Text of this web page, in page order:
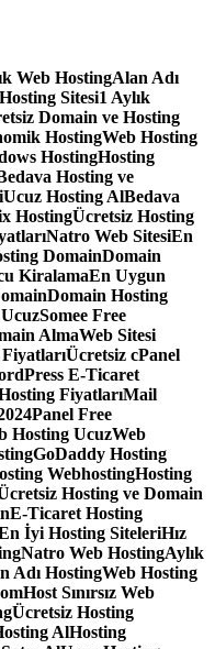
Web HostingAlan Adı
Sitesi1 Aylık
Domain ve Hosting
HostingWeb Hosting
HostingHosting
Hosting ve
Ucuz Hosting AlBedava
HostingÜcretsiz Hosting
Natro Web SitesiEn
DomainDomain
KiralamaEn Uygun
Domain Hosting
Somee Free
AlmaWeb Sitesi
Ücretsiz cPanel
E-Ticaret
FiyatlarıMail
Panel Free
Hosting UcuzWeb
GoDaddy Hosting
WebhostingHosting
Hosting ve Domain
E-Ticaret Hosting
İyi Hosting SiteleriHız
Natro Web HostingAylık
Adı HostingWeb Hosting
Sınırsız Web
Ücretsiz Hosting
AlHosting